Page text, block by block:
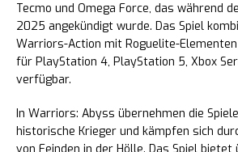
Tecmo und Omega Force, das während
2025 angekündigt wurde. Das Spiel
Warriors-Action mit Roguelite-
für PlayStation 4, PlayStation 5, Xbox
verfügbar.
In Warriors: Abyss übernehmen die
historische Krieger und kämpfen sich